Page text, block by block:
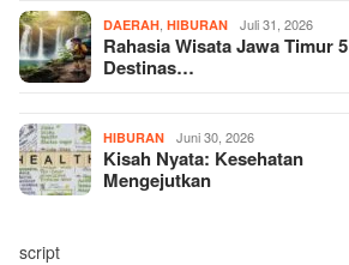
DAERAH ,HIBURAN Juli 31, 2026
Rahasia Wisata Jawa Timur 5
Destinas…
HIBURAN Juni 30, 2026
Kisah Nyata: Kesehatan
Mengejutkan
script